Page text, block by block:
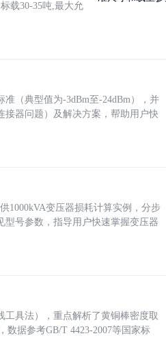
载30-35吨,最大允
（典型值为-3dBm至-24dBm），并
接器问题）及解决方案，帮助用户快
1000kVA变压器损耗计算实例，分步
型号参数，指导用户快速掌握变压器
具法），重点解析了黄铜棒密度取
数据参考GB/T 4423-2007等国家标